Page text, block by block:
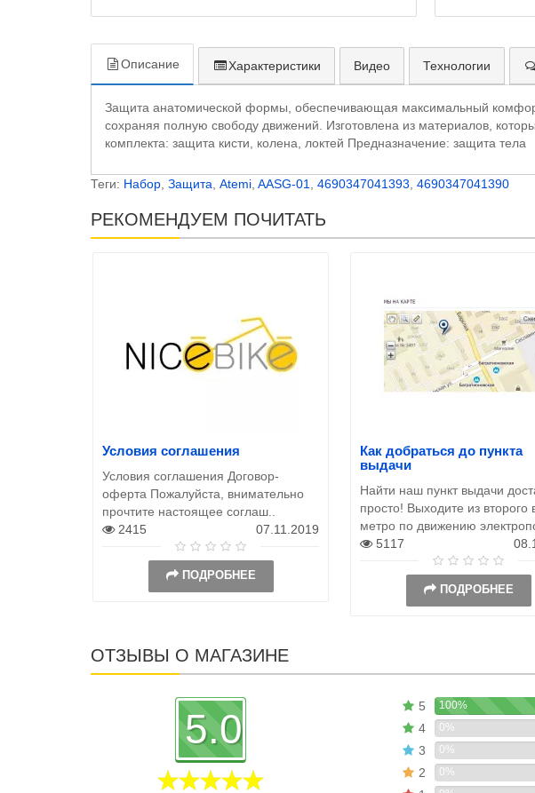
Описание Характеристики Видео Технологии
Защита анатомической формы, обеспечивающая максимальный
сохраняя полную свободу движений. Изготовлена из материалов,
комплекта: защита кисти, колена, локтей Предназначение: защита тела
Теги: Набор Защита Atemi AASG-01 4690347041393 4690347041390
РЕКОМЕНДУЕМ ПОЧИТАТЬ
Условия соглашения
Условия соглашения Договор-
оферта Пожалуйста, внимательно
прочтите настоящее соглаш..
2415
07.11.2019
ПОДРОБНЕЕ
Как добраться до пункта
выдачи
Найти наш пункт выдачи
просто! Выходите из второго
метро по движению
5117
ПОДРОБНЕЕ
ОТЗЫВЫ О МАГАЗИНЕ
5.0 5 100%
4 0%
3 0%
2 0%